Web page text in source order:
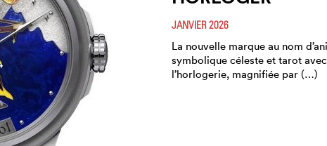
JANVIER 2026
La nouvelle marque au nom
symbolique céleste et tarot
l’horlogerie, magnifiée par (…)